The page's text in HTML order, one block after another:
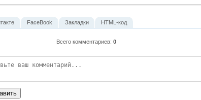
Всего комментариев: 0
FaceBook Закладки HTML-код